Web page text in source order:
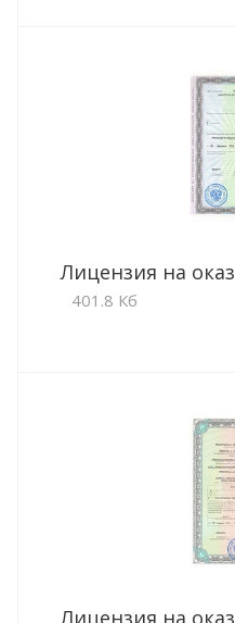
Лицензия на
401.8 Кб
Лицензия на